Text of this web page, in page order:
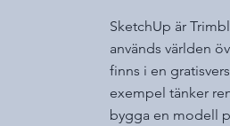
SketchUp är
används världen
finns i en
exempel tänker
bygga en modell